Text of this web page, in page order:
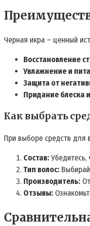
Черная икра – ценный
Восстановление
Увлажнение и
Защита от
Придание блеска
Как выбрать
При выборе средств для
Состав:
Тип волос:
Производитель:
Отзывы: